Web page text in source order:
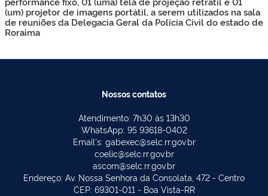
(um) projetor de imagens portátil, a serem utilizados na sala
de reuniões da Delegacia Geral da Polícia Civil do estado de
Roraima
Nossos contatos
Atendimento: 7h30 às 13h30
WhatsApp: 95 93618-0402
Email's: gabexec@selc.rr.gov.br
coelic@selc.rr.gov.br
ascom@selc.rr.gov.br
Endereço: Av. Nossa Senhora da Consolata, 472 - Centro
CEP: 69301-011 - Boa Vista-RR